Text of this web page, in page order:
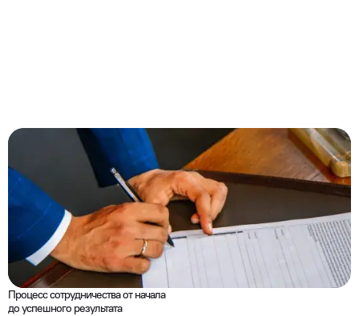
Процесс сотрудничества от начала
до успешного результата